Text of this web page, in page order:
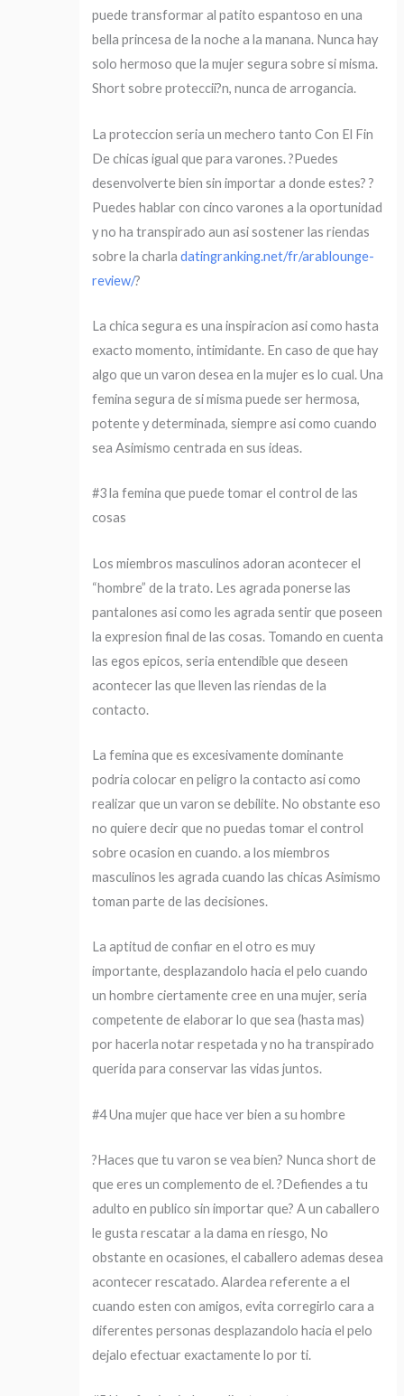
puede transformar al patito espantoso en una
bella princesa de la noche a la manana. Nunca hay
solo hermoso que la mujer segura sobre si misma.
Short sobre proteccii?n, nunca de arrogancia.
La proteccion seri­a un mechero tanto Con El Fin
De chicas igual que para varones. ?Puedes
desenvolverte bien sin importar a donde estes? ?
Puedes hablar con cinco varones a la oportunidad
y no ha transpirado aun asi sostener las riendas
sobre la charladatingranking.net/fr/arablounge-
review/?
La chica segura es una inspiracion asi­ como hasta
exacto momento, intimidante. En caso de que hay
algo que un varon desea en la mujer es lo cual. Una
femina segura de si misma puede ser hermosa,
potente y determinada, siempre asi­ como cuando
sea Asimismo centrada en sus ideas.
#3 la femina que puede tomar el control de las
cosas
Los miembros masculinos adoran acontecer el
“hombre” de la trato. Les agrada ponerse las
pantalones asi­ como les agrada sentir que poseen
la expresion final de las cosas. Tomando en cuenta
las egos epicos, seri­a entendible que deseen
acontecer las que lleven las riendas de la
contacto.
La femina que es excesivamente dominante
podria colocar en peligro la contacto asi­ como
realizar que un varon se debilite. No obstante eso
no quiere decir que no puedas tomar el control
sobre ocasion en cuando. a los miembros
masculinos les agrada cuando las chicas Asimismo
toman parte de las decisiones.
La aptitud de confiar en el otro es muy
importante, desplazandolo hacia el pelo cuando
un hombre ciertamente cree en una mujer, seri­a
competente de elaborar lo que sea (hasta mas)
por hacerla notar respetada y no ha transpirado
querida para conservar las vidas juntos.
#4 Una mujer que hace ver bien a su hombre
?Haces que tu varon se vea bien? Nunca short de
que eres un complemento de el. ?Defiendes a tu
adulto en publico sin importar que? A un caballero
le gusta rescatar a la dama en riesgo, No
obstante en ocasiones, el caballero ademas desea
acontecer rescatado. Alardea referente a el
cuando esten con amigos, evita corregirlo cara a
diferentes personas desplazandolo hacia el pelo
dejalo efectuar exactamente lo por ti.